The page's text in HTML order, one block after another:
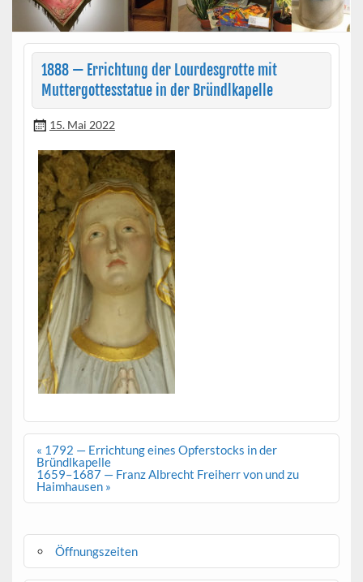
1888 — Errichtung der Lourdesgrotte mit
Muttergottesstatue in der Bründlkapelle
15. Mai 2022
Beitragsnavigation
« 1792 — Errichtung eines Opferstocks in der
Bründlkapelle
1659–1687 — Franz Albrecht Freiherr von und zu
Haimhausen »
Öffnungszeiten